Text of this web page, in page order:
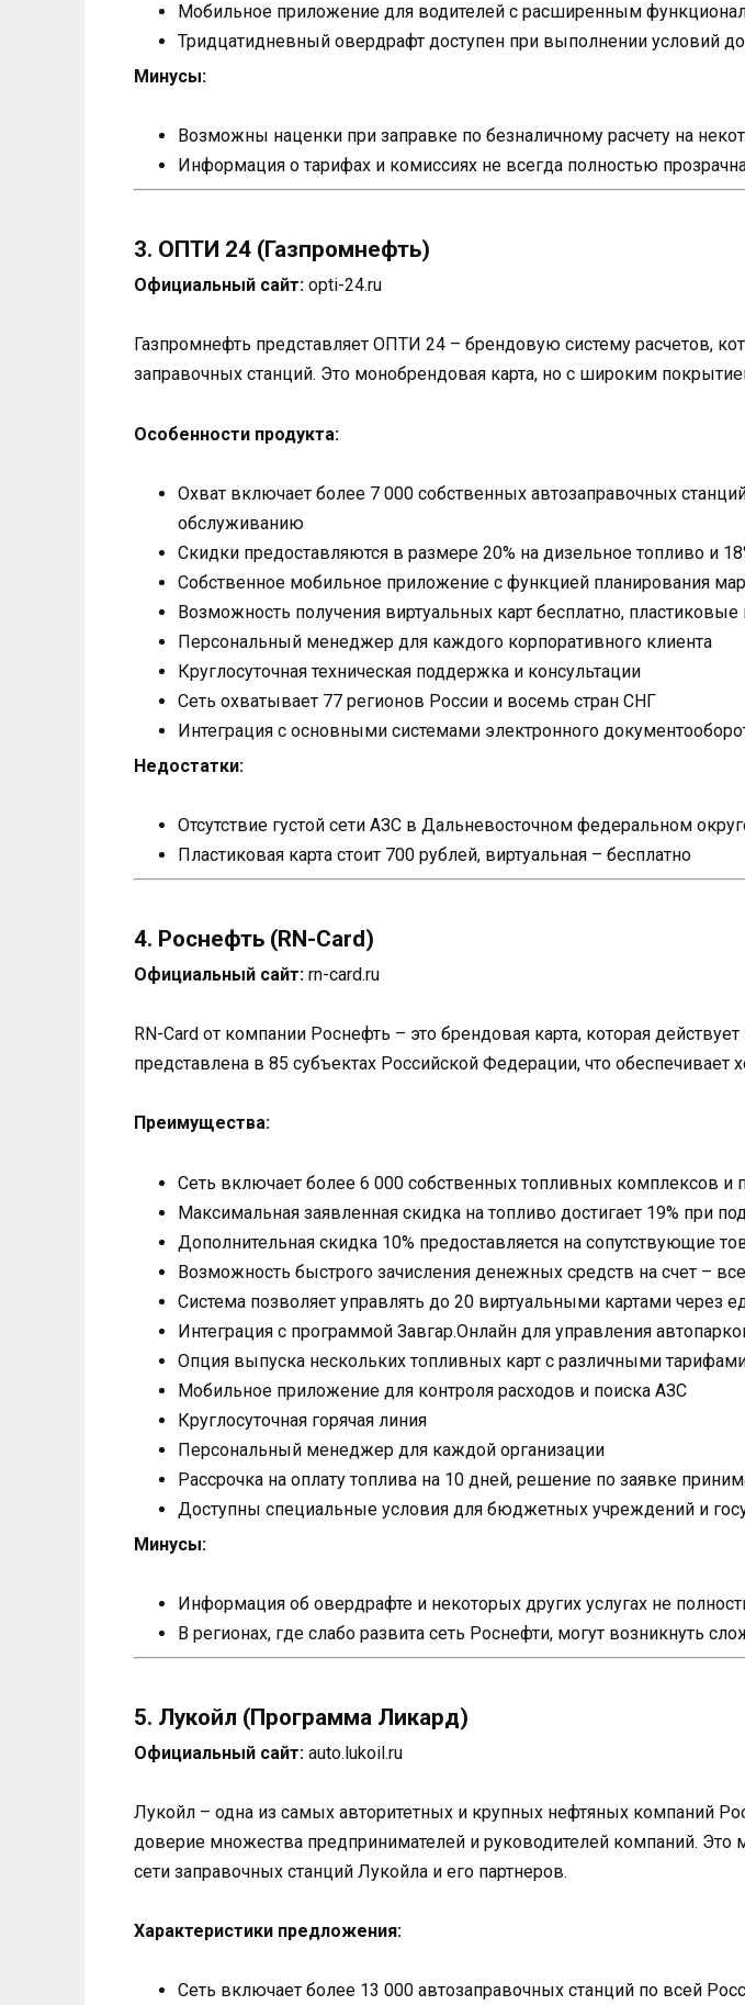
Мобильное приложение для водителей с расширенным
Тридцатидневный овердрафт доступен при выполнении условий
Минусы:
Возможны наценки при заправке по безналичному расчету на
Информация о тарифах и комиссиях не всегда полностью
3. ОПТИ 24 (Газпромнефть)
Официальный сайт: opti-24.ru
Газпромнефть представляет ОПТИ 24 – брендовую систему расчетов,
заправочных станций. Это монобрендовая карта, но с широким
Особенности продукта:
Охват включает более 7 000 собственных автозаправочных
обслуживанию
Скидки предоставляются в размере 20% на дизельное топливо и
Собственное мобильное приложение с функцией планирования
Возможность получения виртуальных карт бесплатно,
Персональный менеджер для каждого корпоративного клиента
Круглосуточная техническая поддержка и консультации
Сеть охватывает 77 регионов России и восемь стран СНГ
Интеграция с основными системами электронного
Недостатки:
Отсутствие густой сети АЗС в Дальневосточном федеральном
Пластиковая карта стоит 700 рублей, виртуальная – бесплатно
4. Роснефть (RN-Card)
Официальный сайт: rn-card.ru
RN-Card от компании Роснефть – это брендовая карта, которая
представлена в 85 субъектах Российской Федерации, что
Преимущества:
Сеть включает более 6 000 собственных топливных комплексов и
Максимальная заявленная скидка на топливо достигает 19% при
Дополнительная скидка 10% предоставляется на сопутствующие
Возможность быстрого зачисления денежных средств на счет –
Система позволяет управлять до 20 виртуальными картами через
Интеграция с программой Завгар.Онлайн для управления
Опция выпуска нескольких топливных карт с различными
Мобильное приложение для контроля расходов и поиска АЗС
Круглосуточная горячая линия
Персональный менеджер для каждой организации
Рассрочка на оплату топлива на 10 дней, решение по заявке
Доступны специальные условия для бюджетных учреждений и
Минусы:
Информация об овердрафте и некоторых других услугах не
В регионах, где слабо развита сеть Роснефти, могут возникнуть
5. Лукойл (Программа Ликард)
Официальный сайт: auto.lukoil.ru
Лукойл – одна из самых авторитетных и крупных нефтяных компаний
доверие множества предпринимателей и руководителей компаний. Это
сети заправочных станций Лукойла и его партнеров.
Характеристики предложения:
Сеть включает более 13 000 автозаправочных станций по всей